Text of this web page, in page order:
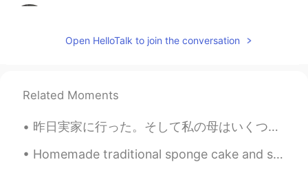
Open HelloTalk to join the conversation
Related Moments
昨日実家に行った。そして私の母はいくつかの孔雀を買った！ びっくり！カメラを持参するのを忘れた。😫 I went to my parents house yesterday. My mum b...
Homemade traditional sponge cake and some gorgeous flowers to lift up the mood . Food and flower...